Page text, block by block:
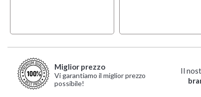
Miglior prezzo
Vi garantiamo il miglior prezzo
possibile!
Il